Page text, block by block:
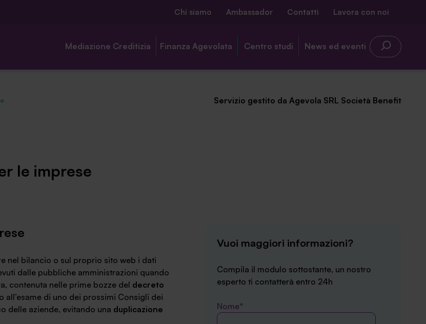
Chi siamo Ambassador Contatti Lavora con noi
Mediazione Creditizia Finanza Agevolata Centro studi News ed eventi
Servizio gestito da Agevola SRL Società Benefit
le imprese
nel bilancio o sul proprio sito web i dati
dalle pubbliche amministrazioni quando
contenuta nelle prime bozze del decreto
di uno dei prossimi Consigli dei
delle aziende, evitando una duplicazione
Vuoi maggiori informazioni?
Compila il modulo sottostante, un nostro
esperto ti contatterà entro 24h
Nome*